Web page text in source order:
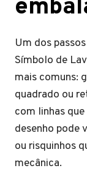
Um dos
Símbolo de
mais comuns:
quadrado ou
com linhas
desenho pode
ou risquinhos
mecânica.